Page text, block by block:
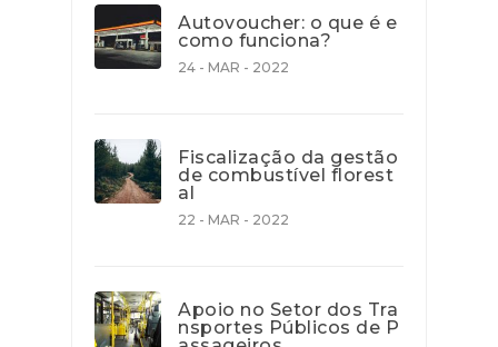
Autovoucher: o que é e
como funciona?
24 - MAR - 2022
Fiscalização da gestão
de combustível florest
al
22 - MAR - 2022
Apoio no Setor dos Tra
nsportes Públicos de P